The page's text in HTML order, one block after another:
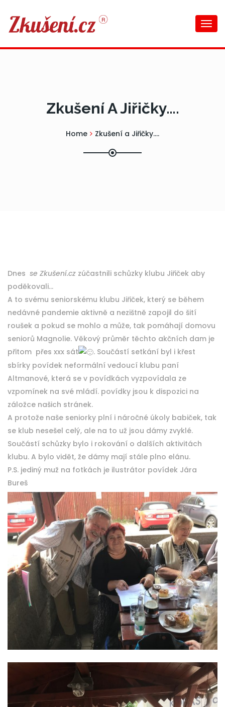
Zkušení A Jiřičky….
Home Zkušení a Jiřičky….
Dnes se Zkušení.cz zúčastnili schůzky klubu Jiřiček aby
poděkovali…
A to svému seniorskému klubu Jiřiček, který se během
nedávné pandemie aktivně a nezištně zapojil do šití
roušek a pokud se mohlo a může, tak pomáhají domovu
seniorů Magnolie. Věkový průměr těchto akčních dam je
přitom přes xxx sát
. Součástí setkání byl i křest
sbírky povídek neformální vedoucí klubu paní
Altmanové, která se v povídkách vyzpovídala ze
vzpomínek na své mládí. povídky jsou k dispozici na
záložce našich stránek.
A protože naše seniorky plní i náročné úkoly babiček, tak
se klub nesešel celý, ale na to už jsou dámy zvyklé.
Součástí schůzky bylo i rokování o dalších aktivitách
klubu. A bylo vidět, že dámy mají stále plno elánu.
P.S. jediný muž na fotkách je ilustrátor povídek Jára
Bureš